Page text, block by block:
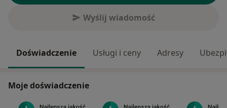
Wyślij wiadomość
Doświadczenie Usługi i ceny Adresy
Moje doświadczenie